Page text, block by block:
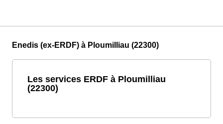
Enedis (ex-ERDF) à Ploumilliau (22300)
Les services ERDF à Ploumilliau
(22300)